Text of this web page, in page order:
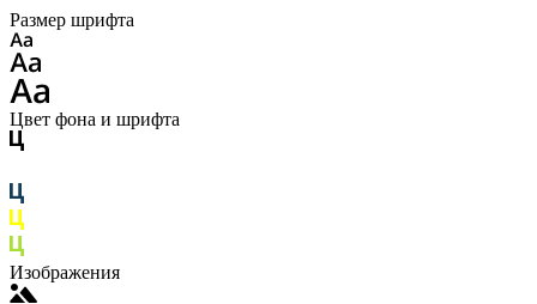
Размер шрифта
Цвет фона и шрифта
Изображения